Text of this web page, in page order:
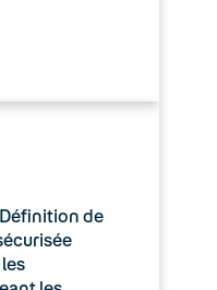
de